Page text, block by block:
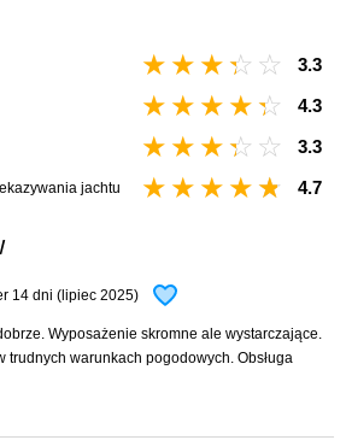
3.3
4.3
3.3
jachtu 4.7
14 dni (lipiec 2025)
Wyposażenie skromne ale wystarczające.
trudnych warunkach pogodowych. Obsługa